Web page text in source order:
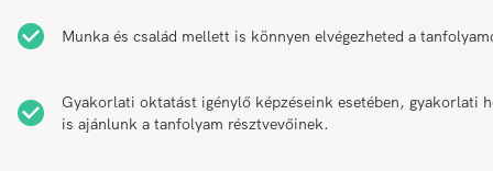
Munka és család mellett is könnyen elvégezheted a
Gyakorlati oktatást igénylő képzéseink esetében, gyakorlati
is ajánlunk a tanfolyam résztvevőinek.